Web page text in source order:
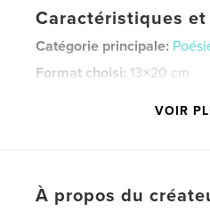
Caractéristiques
Catégorie principale:
Format choisi: 13×20 cm
Date de publication:déc
cowboy , poetry ,
VOIR
À propos du